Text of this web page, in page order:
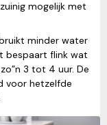
mogelijk met
minder water
bespaart flink wat
3 tot 4 uur. De
voor hetzelfde